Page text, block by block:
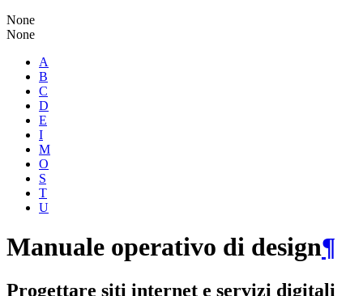
None
None
A
B
C
D
E
I
M
O
S
T
U
Manuale operativo di design¶
Progettare siti internet e servizi digitali